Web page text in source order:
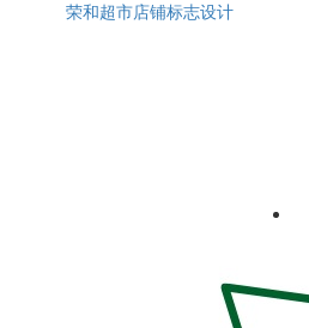
荣和超市店铺标志设计